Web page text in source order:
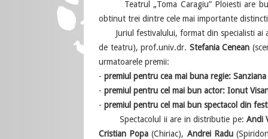
Teatrul „Toma Caragiu” Ploiesti are
obtinut trei dintre cele mai importante
Juriul festivalului, format din specialisti ai
de teatru), prof.univ.dr. Stefania Cenean
urmatoarele premii:
- premiul pentru cea mai buna regie:
- premiul pentru cel mai bun actor: Ionut
- premiul pentru cel mai bun spectacol din
Spectacolul ii are in distributie pe: Andi
Cristian Popa (Chiriac), Andrei Radu